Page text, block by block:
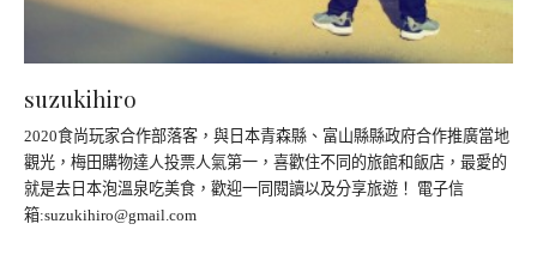
suzukihiro
2020食尚玩家合作部落客，與日本青森縣、富山縣縣政府合作推廣當地
觀光，梅田購物達人投票人氣第一，喜歡住不同的旅館和飯店，最愛的
就是去日本泡溫泉吃美食，歡迎一同閱讀以及分享旅遊！ 電子信
箱:suzukihiro@gmail.com